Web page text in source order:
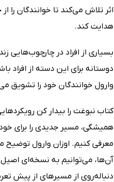
اثر تلاش می‌کند تا خوانندگان
هدایت کند.
بسیاری از افراد در چارچوب‌هایی
دوستانه برای این دسته از
وارول خوانندگان خود را تشویق
کتاب نبوغت را بیدار کن
همیشگی، مسیر جدیدی را برای خود
معرفی کنیم. اوزان وارول توضیح
آن‌ها، می‌توانیم به نسخه‌ای
دنباله‌روی از مسیرهای از پیش